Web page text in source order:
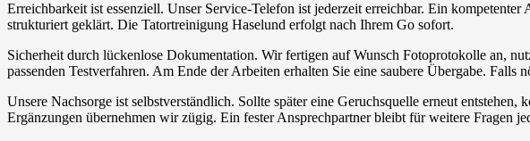
Erreichbarkeit ist essenziell. Unser Service-Telefon ist jederzeit erreichbar. Ein
strukturiert geklärt. Die Tatortreinigung Haselund erfolgt nach Ihrem Go sofort.
Sicherheit durch lückenlose Dokumentation. Wir fertigen auf Wunsch Fotoprotokolle an,
passenden Testverfahren. Am Ende der Arbeiten erhalten Sie eine saubere Übergabe.
Unsere Nachsorge ist selbstverständlich. Sollte später eine Geruchsquelle erneut
Ergänzungen übernehmen wir zügig. Ein fester Ansprechpartner bleibt für weitere Fragen